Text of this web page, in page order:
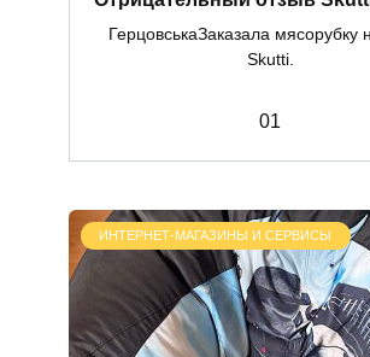
ГерцовськаЗаказала мясорубку
Skutti.
01
ИНТЕРНЕТ-МАГАЗИНЫ И СЕРВИСЫ